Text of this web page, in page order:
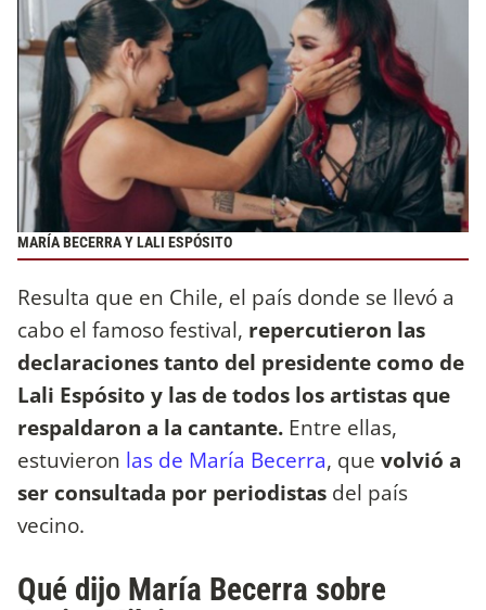
MARÍA BECERRA Y LALI ESPÓSITO
Resulta que en Chile, el país donde se llevó a
cabo el famoso festival, repercutieron las
declaraciones tanto del presidente como de
Lali Espósito y las de todos los artistas que
respaldaron a la cantante. Entre ellas,
estuvieron las de María Becerra, que volvió a
ser consultada por periodistas del país
vecino.
Qué dijo María Becerra sobre